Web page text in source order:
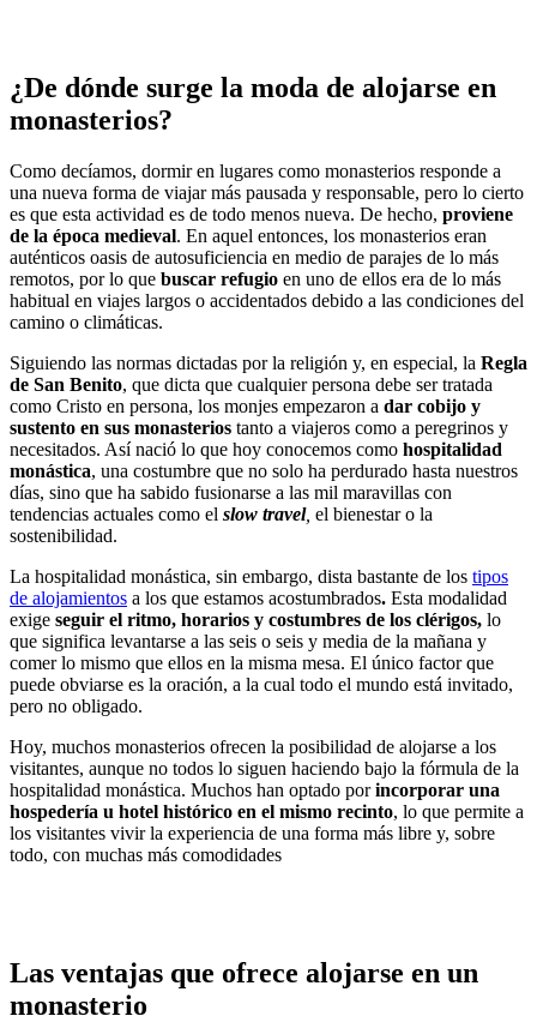
¿De dónde surge la moda de alojarse en
monasterios?
Como decíamos, dormir en lugares como monasterios responde a
una nueva forma de viajar más pausada y responsable, pero lo cierto
es que esta actividad es de todo menos nueva. De hecho, proviene
de la época medieval. En aquel entonces, los monasterios eran
auténticos oasis de autosuficiencia en medio de parajes de lo más
remotos, por lo que buscar refugio en uno de ellos era de lo más
habitual en viajes largos o accidentados debido a las condiciones del
camino o climáticas.
Siguiendo las normas dictadas por la religión y, en especial, la Regla
de San Benito, que dicta que cualquier persona debe ser tratada
como Cristo en persona, los monjes empezaron a dar cobijo y
sustento en sus monasterios tanto a viajeros como a peregrinos y
necesitados. Así nació lo que hoy conocemos como hospitalidad
monástica, una costumbre que no solo ha perdurado hasta nuestros
días, sino que ha sabido fusionarse a las mil maravillas con
tendencias actuales como el slow travel, el bienestar o la
sostenibilidad.
La hospitalidad monástica, sin embargo, dista bastante de los tipos
de alojamientos a los que estamos acostumbrados. Esta modalidad
exige seguir el ritmo, horarios y costumbres de los clérigos, lo
que significa levantarse a las seis o seis y media de la mañana y
comer lo mismo que ellos en la misma mesa. El único factor que
puede obviarse es la oración, a la cual todo el mundo está invitado,
pero no obligado.
Hoy, muchos monasterios ofrecen la posibilidad de alojarse a los
visitantes, aunque no todos lo siguen haciendo bajo la fórmula de la
hospitalidad monástica. Muchos han optado porincorporar una
hospedería u hotel histórico en el mismo recinto, lo que permite a
los visitantes vivir la experiencia de una forma más libre y, sobre
todo, con muchas más comodidades
Las ventajas que ofrece alojarse en un
monasterio